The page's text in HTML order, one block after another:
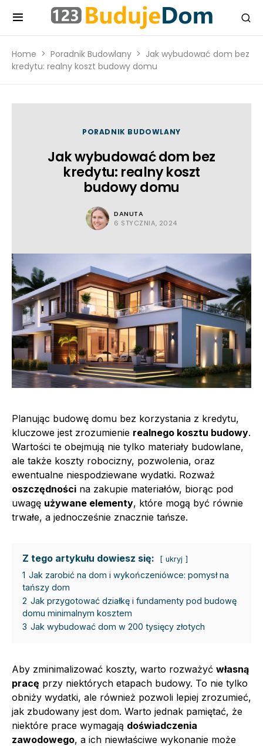
Home Poradnik Budowlany
Jak wybudować dom bez
kredytu: realny koszt budowy domu
PORADNIK BUDOWLANY
Jak wybudować dom bez
kredytu: realny koszt
budowy domu
DANUTA
6 STYCZNIA, 2024
Planując budowę domu bez korzystania z kredytu,
kluczowe jest zrozumienie realnego kosztu budowy.
Wartości te obejmują nie tylko materiały budowlane,
ale także koszty robocizny, pozwolenia, oraz
ewentualne niespodziewane wydatki. Rozważ
oszczędności na zakupie materiałów, biorąc pod
uwagę używane elementy, które mogą być równie
trwałe, a jednocześnie znacznie tańsze.
Z tego artykułu dowiesz się: ukryj
1 Jak zarobić na dom i wykończeniówce: pomysł na
tańszy dom
2 Jak przygotować działkę i fundamenty pod budowę
domu minimalnym kosztem
3 Jak wybudować dom w 200 tysięcy złotych
Aby zminimalizować koszty, warto rozważyć własną
pracę przy niektórych etapach budowy. To nie tylko
obniży wydatki, ale również pozwoli lepiej zrozumieć,
jak zbudowany jest dom. Warto jednak pamiętać, że
niektóre prace wymagają doświadczenia
zawodowego, a ich niewłaściwe wykonanie może